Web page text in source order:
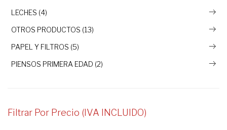
LECHES (4)
OTROS PRODUCTOS (13)
PAPEL Y FILTROS (5)
PIENSOS PRIMERA EDAD (2)
Filtrar Por Precio (IVA INCLUIDO)